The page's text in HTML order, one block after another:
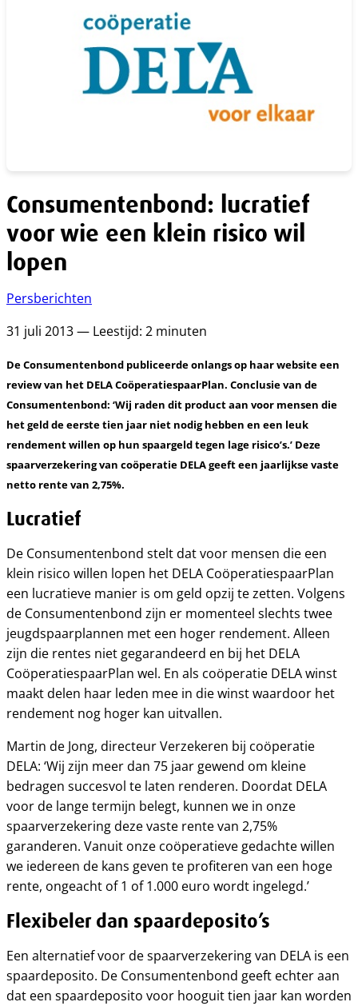
Consumentenbond: lucratief
voor wie een klein risico wil
lopen
Persberichten
31 juli 2013 — Leestijd: 2 minuten
De Consumentenbond publiceerde onlangs op haar website een
review van het DELA CoöperatiespaarPlan. Conclusie van de
Consumentenbond: ‘Wij raden dit product aan voor mensen die
het geld de eerste tien jaar niet nodig hebben en een leuk
rendement willen op hun spaargeld tegen lage risico’s.’ Deze
spaarverzekering van coöperatie DELA geeft een jaarlijkse vaste
netto rente van 2,75%.
Lucratief
De Consumentenbond stelt dat voor mensen die een
klein risico willen lopen het DELA CoöperatiespaarPlan
een lucratieve manier is om geld opzij te zetten. Volgens
de Consumentenbond zijn er momenteel slechts twee
jeugdspaarplannen met een hoger rendement. Alleen
zijn die rentes niet gegarandeerd en bij het DELA
CoöperatiespaarPlan wel. En als coöperatie DELA winst
maakt delen haar leden mee in die winst waardoor het
rendement nog hoger kan uitvallen.
Martin de Jong, directeur Verzekeren bij coöperatie
DELA: ‘Wij zijn meer dan 75 jaar gewend om kleine
bedragen succesvol te laten renderen. Doordat DELA
voor de lange termijn belegt, kunnen we in onze
spaarverzekering deze vaste rente van 2,75%
garanderen. Vanuit onze coöperatieve gedachte willen
we iedereen de kans geven te profiteren van een hoge
rente, ongeacht of 1 of 1.000 euro wordt ingelegd.’
Flexibeler dan spaardeposito’s
Een alternatief voor de spaarverzekering van DELA is een
spaardeposito. De Consumentenbond geeft echter aan
dat een spaardeposito voor hooguit tien jaar kan worden